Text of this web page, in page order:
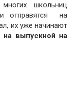
школьниц
отправятся на
их уже начинают
выпускной на